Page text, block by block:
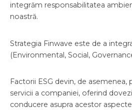
integrăm responsabilitatea
noastră.
Strategia Finwave este de a
(Environmental, Social,
Factorii ESG devin, de
servicii a companiei, oferind
conducere asupra acestor